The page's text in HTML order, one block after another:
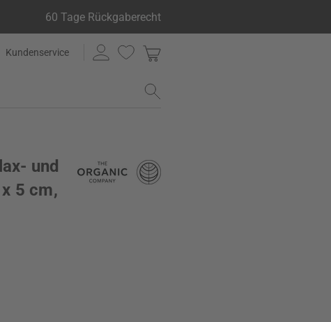
60 Tage Rückgaberecht
Kundenservice
und
5 cm,